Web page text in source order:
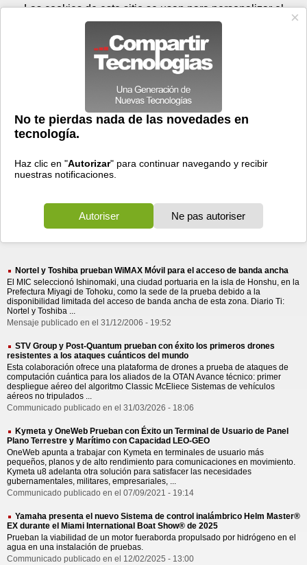
Prensa Videos
> prueban
prueban
69 resultados Ordenar por fecha-Ordenar por pertinencia
Nortel y Toshiba prueban WiMAX Móvil para el acceso de banda ancha
El MIC seleccionó Ishinomaki, una ciudad portuaria en la isla de Honshu, en la
Prefectura Miyagi de Tohoku, como la sede de la prueba debido a la
disponibilidad limitada del acceso de banda ancha de esta zona. Diario Ti:
Nortel y Toshiba ...
Mensaje publicado en el 31/12/2006 - 19:52
STV Group y Post-Quantum prueban con éxito los primeros drones
resistentes a los ataques cuánticos del mundo
Esta colaboración ofrece una plataforma de drones a prueba de ataques de
computación cuántica para los aliados de la OTAN Avance técnico: primer
despliegue aéreo del algoritmo Classic McEliece Sistemas de vehículos
aéreos no tripulados ...
Communicado publicado en el 31/03/2026 - 18:06
Kymeta y OneWeb Prueban con Éxito un Terminal de Usuario de Panel
Plano Terrestre y Marítimo con Capacidad LEO-GEO
OneWeb apunta a trabajar con Kymeta en terminales de usuario más
pequeños, planos y de alto rendimiento para comunicaciones en movimiento.
Kymeta u8 adelanta otra solución para satisfacer las necesidades
gubernamentales, militares, empresariales, ...
Communicado publicado en el 07/09/2021 - 19:14
Yamaha presenta el nuevo Sistema de control inalámbrico Helm Master®
EX durante el Miami International Boat Show® de 2025
Prueban la viabilidad de un motor fueraborda propulsado por hidrógeno en el
agua en una instalación de pruebas.
Communicado publicado en el 12/02/2025 - 13:00
Sábado 08 de agosto - 16:52 Registrar Conectar
Las cookies de este sitio se usan para personalizar el
contenido y los anuncios, para ofrecer funciones de medios
sociales y para analizar el tráfico. Además, compartimos
información sobre el uso que haga del sitio web con nuestros
partners de medios sociales, de publicidad y de análisis
web.
OK